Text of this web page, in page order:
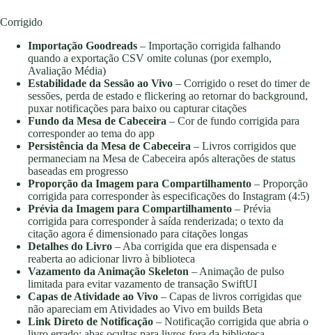
Corrigido
Importação Goodreads – Importação corrigida falhando
quando a exportação CSV omite colunas (por exemplo,
Avaliação Média)
Estabilidade da Sessão ao Vivo – Corrigido o reset do timer de
sessões, perda de estado e flickering ao retornar do background,
puxar notificações para baixo ou capturar citações
Fundo da Mesa de Cabeceira – Cor de fundo corrigida para
corresponder ao tema do app
Persistência da Mesa de Cabeceira – Livros corrigidos que
permaneciam na Mesa de Cabeceira após alterações de status
baseadas em progresso
Proporção da Imagem para Compartilhamento – Proporção
corrigida para corresponder às especificações do Instagram (4:5)
Prévia da Imagem para Compartilhamento – Prévia
corrigida para corresponder à saída renderizada; o texto da
citação agora é dimensionado para citações longas
Detalhes do Livro – Aba corrigida que era dispensada e
reaberta ao adicionar livro à biblioteca
Vazamento da Animação Skeleton – Animação de pulso
limitada para evitar vazamento de transação SwiftUI
Capas de Atividade ao Vivo – Capas de livros corrigidas que
não apareciam em Atividades ao Vivo em builds Beta
Link Direto de Notificação – Notificação corrigida que abria o